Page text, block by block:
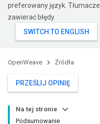
preferowany język.
zawierać błędy.
OpenWeave Źródła
PRZEŚLIJ OPINIĘ
Na tej stronie
Podsumowanie